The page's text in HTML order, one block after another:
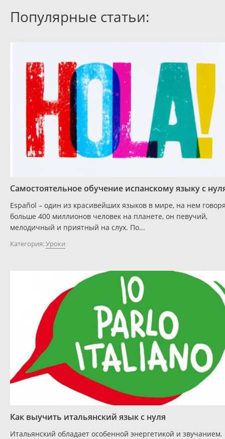
Популярные статьи:
Самостоятельное обучение испанскому языку с
Español – один из красивейших языков в мире, на нем
больше 400 миллионов человек на планете, он певучий,
мелодичный и приятный на слух. По...
Категория:Уроки
Как выучить итальянский язык с нуля
Итальянский обладает особенной энергетикой и звучанием.